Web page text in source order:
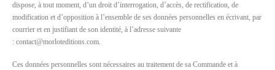
dispose, à tout moment, d’un droit d’interrogation, d’accès, de rectification, de
modification et d’opposition à l’ensemble de ses données personnelles en écrivant, par
courrier et en justifiant de son identité, à l’adresse suivante
: contact@morloteditions.com.
Ces données personnelles sont nécessaires au traitement de sa Commande et à